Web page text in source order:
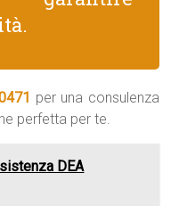
per una consulenza
perfetta per te.
DEA